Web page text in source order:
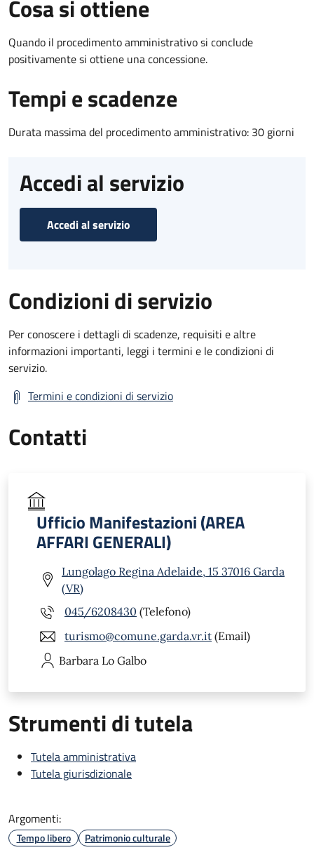
Cosa si ottiene
Quando il procedimento amministrativo si conclude
positivamente si ottiene una concessione.
Tempi e scadenze
Durata massima del procedimento amministrativo: 30 giorni
Accedi al servizio
Accedi al servizio
Condizioni di servizio
Per conoscere i dettagli di scadenze, requisiti e altre
informazioni importanti, leggi i termini e le condizioni di
servizio.
Termini e condizioni di servizio
Contatti
Ufficio Manifestazioni (AREA
AFFARI GENERALI)
Lungolago Regina Adelaide, 15 37016 Garda
(VR)
045/6208430 (Telefono)
turismo@comune.garda.vr.it (Email)
Barbara Lo Galbo
Strumenti di tutela
Tutela amministrativa
Tutela giurisdizionale
Argomenti:
Tempo libero Patrimonio culturale